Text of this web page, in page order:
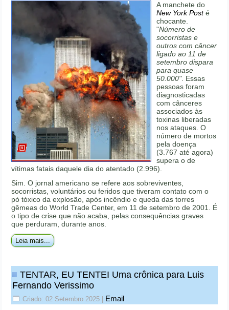
A manchete do
New York Posté
chocante.
"Número de
socorristas e
outros com câncer
ligado ao 11 de
setembro dispara
para quase
50.000". Essas
pessoas foram
diagnosticadas
com cânceres
associados às
toxinas liberadas
nos ataques. O
número de mortos
pela doença
(3.767 até agora)
supera o de
vítimas fatais daquele dia do atentado (2.996).
Sim. O jornal americano se refere aos sobreviventes,
socorristas, voluntários ou feridos que tiveram contato com o
pó tóxico da explosão, após incêndio e queda das torres
gêmeas do World Trade Center, em 11 de setembro de 2001. É
o tipo de crise que não acaba, pelas consequências graves
que perduram, durante anos.
Leia mais...
TENTAR, EU TENTEI Uma crônica para Luis
Fernando Verissimo
Criado: 02 Setembro 2025 Email